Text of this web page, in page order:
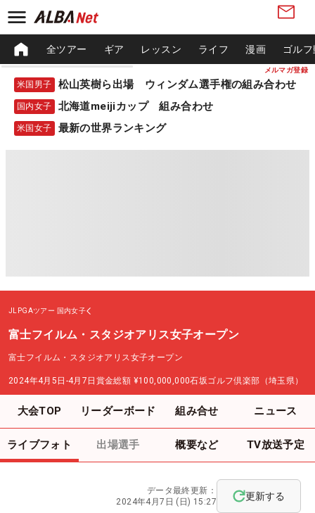
メルマガ登録
全ツアー ギア レッスン ライフ 漫画 ゴル
米国男子 松山英樹ら出場 ウィンダム選手権の組み合わせ
国内女子 北海道meijiカップ 組み合わせ
米国女子 最新の世界ランキング
JLPGAツアー 国内女子
富士フイルム・スタジオアリス女子オープン
富士フイルム・スタジオアリス女子オープン
2024年4月5日-4月7日 賞金総額 ¥100,000,000石坂ゴルフ倶楽部（埼玉県）
大会TOP リーダーボード 組み合せ ニュース
ライブフォト 出場選手 概要など TV放送予定
データ最終更新：
2024年4月7日 (日) 15:27
更新する